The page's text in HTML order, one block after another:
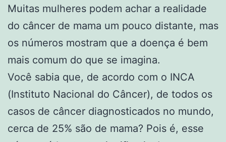
Muitas mulheres podem achar a realidade
do câncer de mama um pouco distante, mas
os números mostram que a doença é bem
mais comum do que se imagina.
Você sabia que, de acordo com o INCA
(Instituto Nacional do Câncer), de todos os
casos de câncer diagnosticados no mundo,
cerca de 25% são de mama? Pois é, esse